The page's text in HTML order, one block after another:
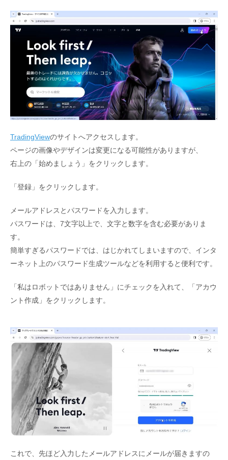
TradingViewのサイトへアクセスします。
ページの画像やデザインは変更になる可能性がありますが、
右上の「始めましょう」をクリックします。
「登録」をクリックします。
メールアドレスとパスワードを入力します。
パスワードは、7文字以上で、文字と数字を含む必要がありま
す。
簡単すぎるパスワードでは、はじかれてしまいますので、インタ
ーネット上のパスワード生成ツールなどを利用すると便利です。
「私はロボットではありません」にチェックを入れて、「アカウ
ント作成」をクリックします。
これで、先ほど入力したメールアドレスにメールが届きますの